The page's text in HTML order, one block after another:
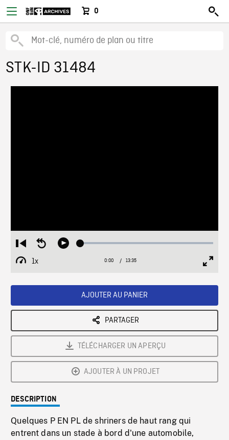
0
STK-ID 31484
Restart
from
beginning
Seek
Play Loaded:
1x
Playback
Current
0:00 / Duration
13:35
AJOUTER AU PANIER
PARTAGER
TÉLÉCHARGER UN APERÇU
AJOUTER À UN PROJET
DESCRIPTION
Quelques P EN PL de shriners de haut rang qui
entrent dans un stade à bord d'une automobile,